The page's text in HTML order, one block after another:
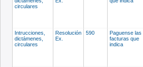
circulares
Intrucciones,
dictámenes,
circulares
Resolución
Ex.
590
Paguense las
facturas que
indica